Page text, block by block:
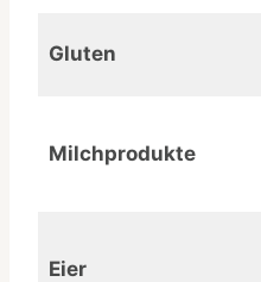
Gluten
Milchprodukte
Eier